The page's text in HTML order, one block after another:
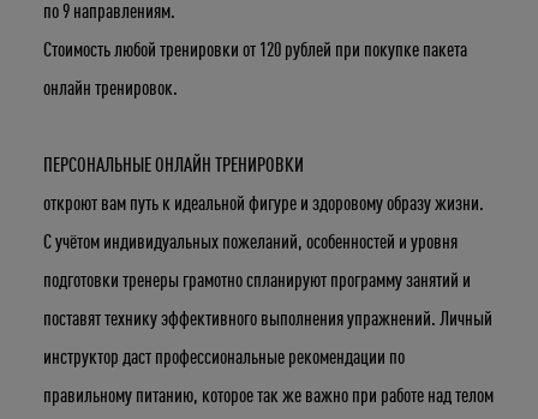
по 9 направлениям.
Стоимость любой тренировки от 120 рублей при покупке пакета
онлайн тренировок.
ПЕРСОНАЛЬНЫЕ ОНЛАЙН ТРЕНИРОВКИ
откроют вам путь к идеальной фигуре и здоровому образу жизни.
С учётом индивидуальных пожеланий, особенностей и уровня
подготовки тренеры грамотно спланируют программу занятий и
поставят технику эффективного выполнения упражнений. Личный
инструктор даст профессиональные рекомендации по
правильному питанию, которое так же важно при работе над телом